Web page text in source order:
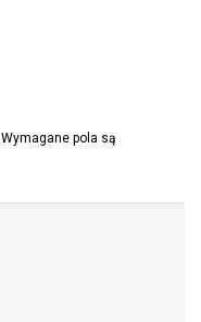
Wymagane pola są